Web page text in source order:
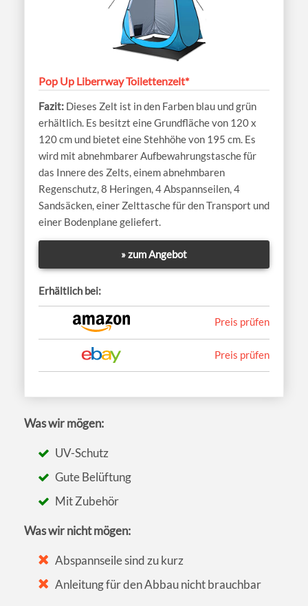
Pop Up Liberrway Toilettenzelt*
Dieses Zelt ist in den Farben blau und grün
erhältlich. Es besitzt eine Grundfläche von 120 x
120 cm und bietet eine Stehhöhe von 195 cm. Es
wird mit abnehmbarer Aufbewahrungstasche für
das Innere des Zelts, einem abnehmbaren
Regenschutz, 8 Heringen, 4 Abspannseilen, 4
Sandsäcken, einer Zelttasche für den Transport und
einer Bodenplane geliefert.
» zum Angebot
Erhältlich bei:
Preis prüfen
Preis prüfen
Was wir mögen:
UV-Schutz
Gute Belüftung
Mit Zubehör
Was wir nicht mögen:
Abspannseile sind zu kurz
Anleitung für den Abbau nicht brauchbar